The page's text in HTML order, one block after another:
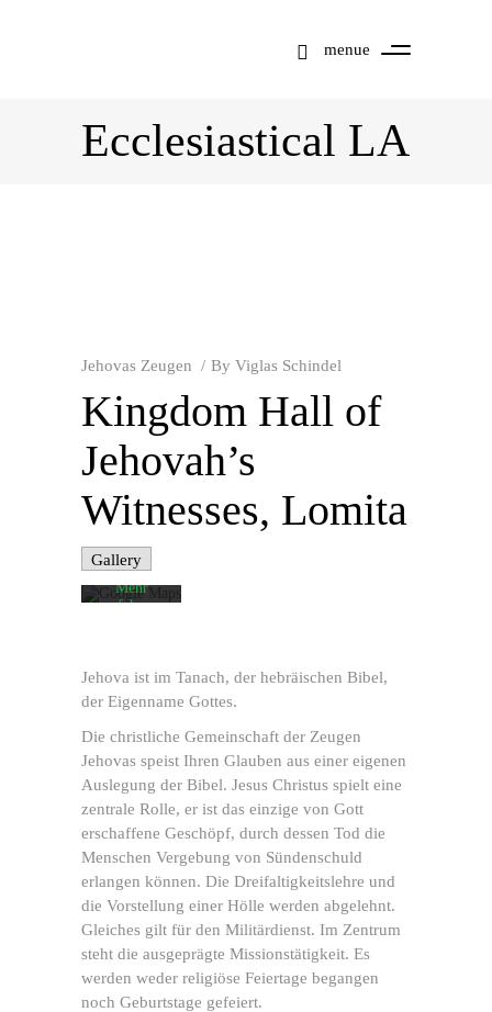
menue
Ecclesiastical LA
Jehovas Zeugen By Viglas Schindel
Kingdom Hall of
Jehovah’s
Witnesses, Lomita
Gallery
Mit dem
Laden der
akzeptieren
Sie die
von
Google.
Mehr
erfahren
Google
entsperren
Jehova ist im Tanach, der hebräischen Bibel,
der Eigenname Gottes.
Die christliche Gemeinschaft der Zeugen
Jehovas speist Ihren Glauben aus einer eigenen
Auslegung der Bibel. Jesus Christus spielt eine
zentrale Rolle, er ist das einzige von Gott
erschaffene Geschöpf, durch dessen Tod die
Menschen Vergebung von Sündenschuld
erlangen können. Die Dreifaltigkeitslehre und
die Vorstellung einer Hölle werden abgelehnt.
Gleiches gilt für den Militärdienst. Im Zentrum
steht die ausgeprägte Missionstätigkeit. Es
werden weder religiöse Feiertage begangen
noch Geburtstage gefeiert.